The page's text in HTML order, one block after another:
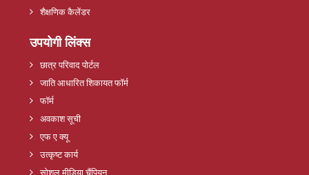
शैक्षणिक कैलेंडर
उपयोगी लिंक्स
छात्र परिवाद पोर्टल
जाति आधारित शिकायत फॉर्म
फॉर्म
अवकाश सूची
एफ ए क्यू
उत्कृष्ट कार्य
सोशल मीडिया चैंपियन